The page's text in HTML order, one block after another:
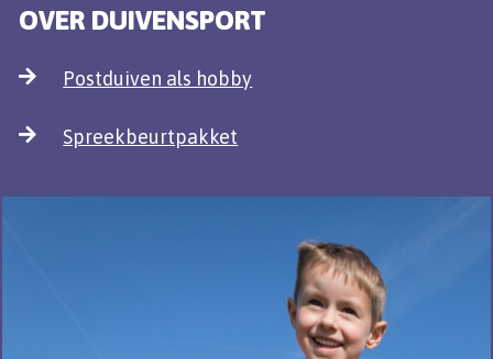
OVER DUIVENSPORT
Postduiven als hobby
Spreekbeurtpakket